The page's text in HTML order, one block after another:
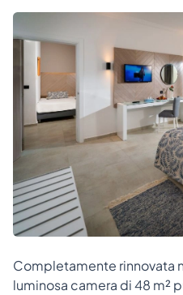
Completamente rinnovata
luminosa camera di 48 m²